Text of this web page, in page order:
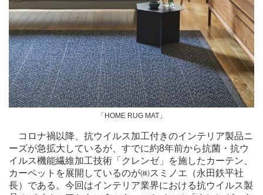
「HOME RUG MAT」
コロナ禍以降、抗ウイルス加工付きのインテリア製品ニ
ーズが急拡大しているが、すでに約8年前から抗菌・抗ウ
イルス機能繊維加工技術「クレンゼ」を施したカーテン、
カーペットを展開しているのが㈱スミノエ（永田鉄平社
長）である。今回はインテリア業界における抗ウイルス製